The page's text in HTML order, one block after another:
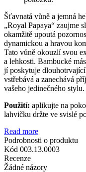
Šťavnatá vůně a jemná
„Royal Papaya“ zaujme
okamžitě upoutá
dynamickou a hravou
Tato vůně okouzlí svou
a lehkosti. Bambucké
jí poskytuje
vstřebává a zanechává
vašeho jedinečného stylu.
Použití: aplikujte na
lahvičku držte ve svislé
Read more
Podrobnosti o produktu
Kód 003.13.0003
Recenze
Žádné názory